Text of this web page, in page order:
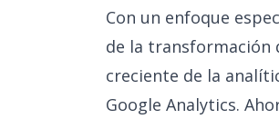
Con un enfoque
de la transformación
creciente de la
Google Analytics.